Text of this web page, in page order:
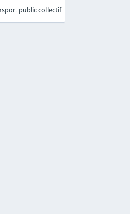
public collectif